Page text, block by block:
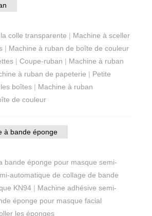
colle transparente | Machine à sceller
| Machine à ruban de boîte de couleur
|Coupe-ruban | Machine à ruban
à ruban de papeterie | Petite
boîtes | Machine à ruban
de couleur
à bande éponge
bande éponge pour masque semi-
automatique de collage de bande
KN94 | Machine adhésive semi-
éponge pour masque facial
les éponges